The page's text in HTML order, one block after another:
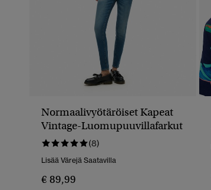
Normaalivyötäröiset Kapeat
Vintage-Luomupuuvillafarkut
(8)
Lisää Värejä Saatavilla
€ 89,99